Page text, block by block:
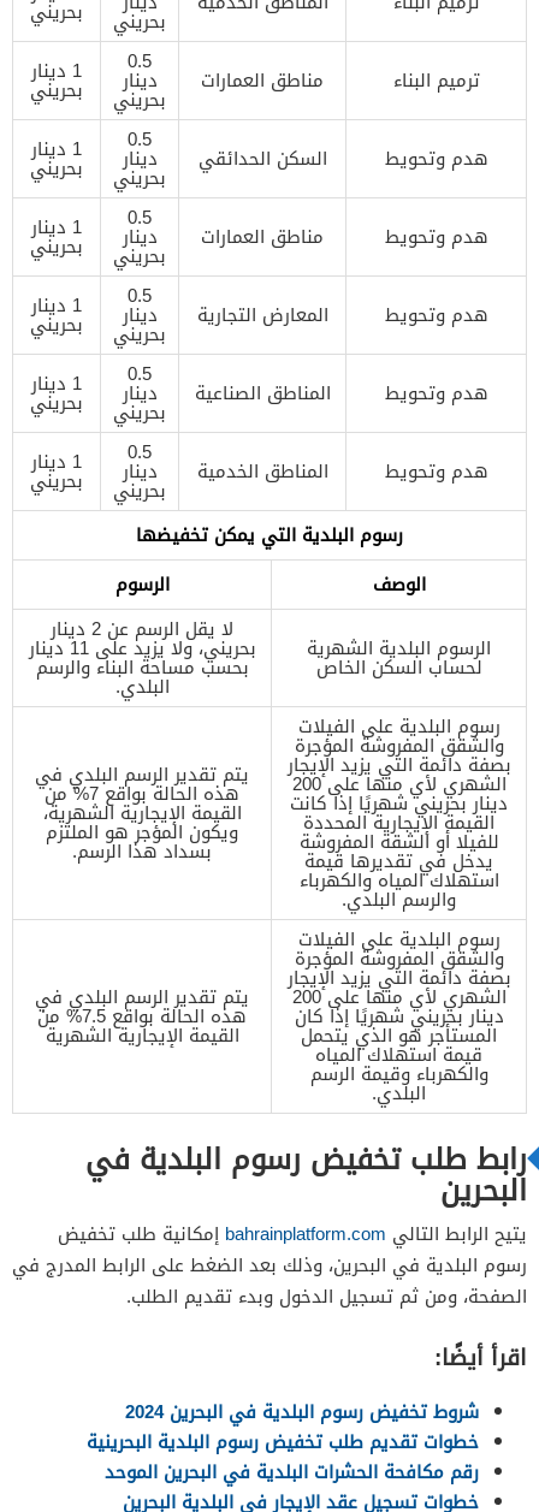
بحريني بحريني
ترميم البناء مناطق العمارات
0.5
دينار
بحريني
1 دينار
بحريني
هدم وتحويط السكن الحدائقي
0.5
دينار
بحريني
1 دينار
بحريني
هدم وتحويط مناطق العمارات
0.5
دينار
بحريني
1 دينار
بحريني
هدم وتحويط المعارض التجارية
0.5
دينار
بحريني
1 دينار
بحريني
هدم وتحويط المناطق الصناعية
0.5
دينار
بحريني
1 دينار
بحريني
هدم وتحويط المناطق الخدمية
0.5
دينار
بحريني
1 دينار
بحريني
رسوم البلدية التي يمكن تخفيضها
الوصف
الرسوم
الرسوم البلدية الشهرية
لحساب السكن الخاص
لا يقل الرسم عن 2 دينار
بحريني، ولا يزيد على 11 دينار
بحسب مساحة البناء والرسم
البلدي.
رسوم البلدية على الفيلات
والشقق المفروشة المؤجرة
بصفة دائمة التي يزيد الإيجار
الشهري لأي منها على 200
دينار بحريني شهريًا إذا كانت
القيمة الإيجارية المحددة
للفيلا أو الشقة المفروشة
يدخل في تقديرها قيمة
استهلاك المياه والكهرباء
والرسم البلدي.
يتم تقدير الرسم البلدي في
هذه الحالة بواقع 7% من
القيمة الإيجارية الشهرية،
ويكون المؤجر هو الملتزم
بسداد هذا الرسم.
رسوم البلدية على الفيلات
والشقق المفروشة المؤجرة
بصفة دائمة التي يزيد الإيجار
الشهري لأي منها على 200
دينار بحريني شهريًا إذا كان
المستأجر هو الذي يتحمل
قيمة استهلاك المياه
والكهرباء وقيمة الرسم
البلدي.
يتم تقدير الرسم البلدي في
هذه الحالة بواقع 7.5% من
القيمة الإيجارية الشهرية
رابط طلب تخفيض رسوم البلدية في
البحرين
يتيح الرابط التالي bahrainplatform.com إمكانية طلب تخفيض
رسوم البلدية في البحرين، وذلك بعد الضغط على الرابط المدرج في
الصفحة، ومن ثم تسجيل الدخول وبدء تقديم الطلب.
اقرأ أيضًا:
شروط تخفيض رسوم البلدية في البحرين 2024
خطوات تقديم طلب تخفيض رسوم البلدية البحرينية
رقم مكافحة الحشرات البلدية في البحرين الموحد
خطوات تسجيل عقد الإيجار في البلدية البحرين